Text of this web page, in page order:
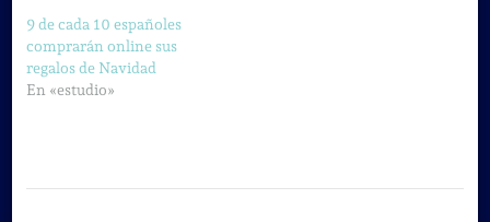
9 de cada 10 españoles
comprarán online sus
regalos de Navidad
En «estudio»